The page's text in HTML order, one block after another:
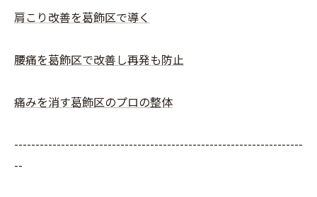
肩こり改善を葛飾区で導く
腰痛を葛飾区で改善し再発も防止
痛みを消す葛飾区のプロの整体
--------------------------------------------------------------------
--